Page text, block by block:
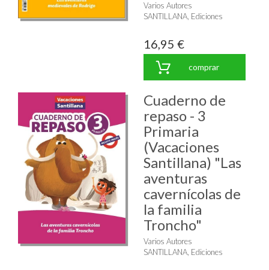
Varios Autores
SANTILLANA, Ediciones
16,95 €
comprar
Cuaderno de
repaso - 3
Primaria
(Vacaciones
Santillana) "Las
aventuras
cavernícolas de
la familia
Troncho"
Varios Autores
SANTILLANA, Ediciones